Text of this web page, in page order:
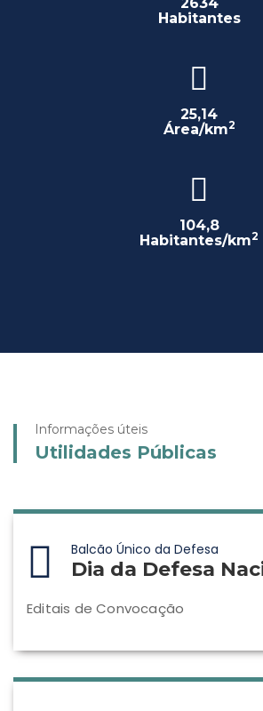
Habitantes
25,14
Área/km2
104,8
Habitantes/km2
Informações úteis
Utilidades Públicas
Balcão Único da Defesa
Dia da Defesa
Editais de Convocação